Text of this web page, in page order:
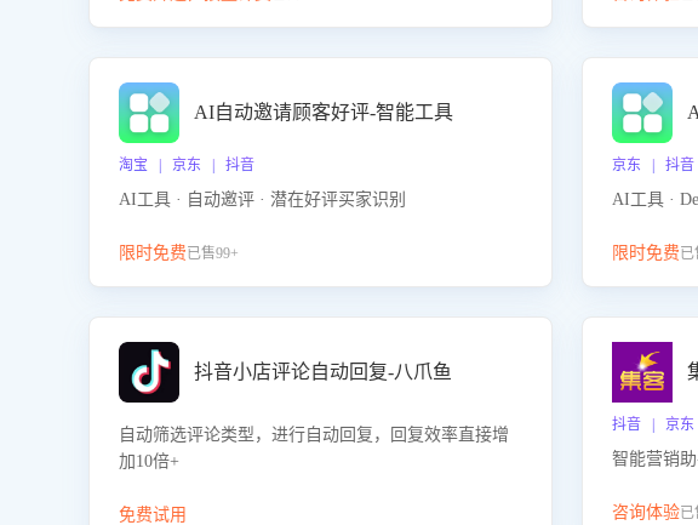
AI自动邀请顾客好评-智能工具
淘宝 | 京东 | 抖音
AI工具 · 自动邀评 · 潜在好评买家识别
限时免费已售99+
京东 | 抖
AI工具 ·
限时免费已
抖音小店评论自动回复-八爪鱼
自动筛选评论类型，进行自动回复，回复效率直接增
加10倍+
免费试用
抖音 | 京
智能营销
咨询体验已